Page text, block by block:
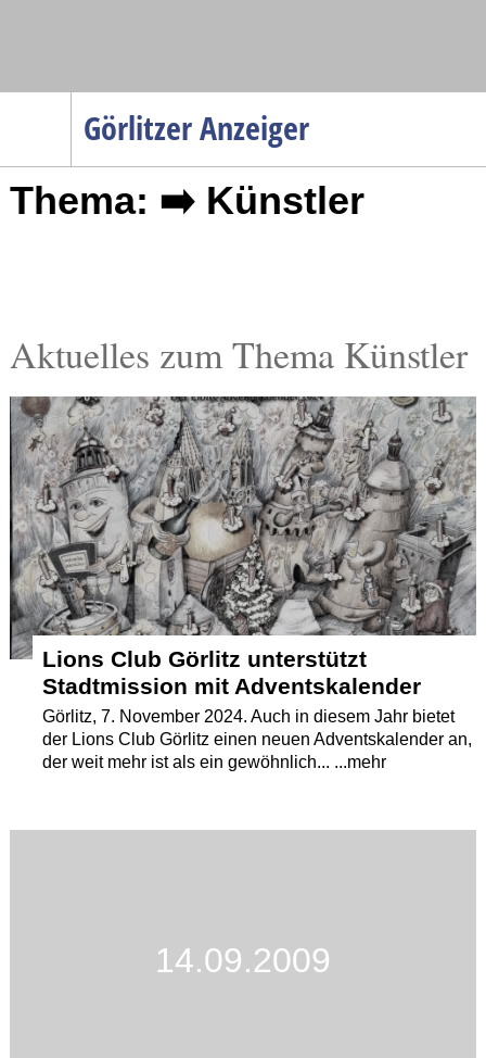
Görlitzer Anzeiger
Menüpunkte
Startseite
Verkehr
Gesundheit
Kultur
Sport
Termine
Kostenlos
Thema: ➡️ Künstler
Aktuelles zum Thema Künstler
Lions Club Görlitz unterstützt
Stadtmission mit Adventskalender
Görlitz, 7. November 2024. Auch in diesem Jahr bietet
der Lions Club Görlitz einen neuen Adventskalender an,
der weit mehr ist als ein gewöhnlich... ...mehr
14.09.2009